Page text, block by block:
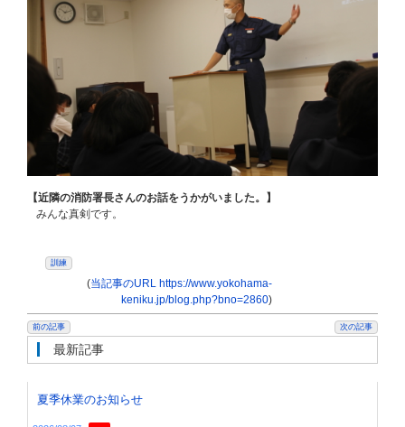
【近隣の消防署長さんのお話をうかがいました。】
みんな真剣です。
訓練
(当記事のURL https://www.yokohama-
keniku.jp/blog.php?bno=2860)
前の記事 次の記事
最新記事
夏季休業のお知らせ